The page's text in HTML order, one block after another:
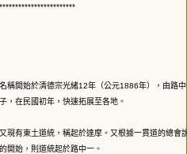
稱開始於清德宗光緒12年（公元1886年），由路
，在民國初年，快速拓展至各地。
現有東土道統，稱起於達摩。又根據一貫道的總會
開始，則道統起於路中一。